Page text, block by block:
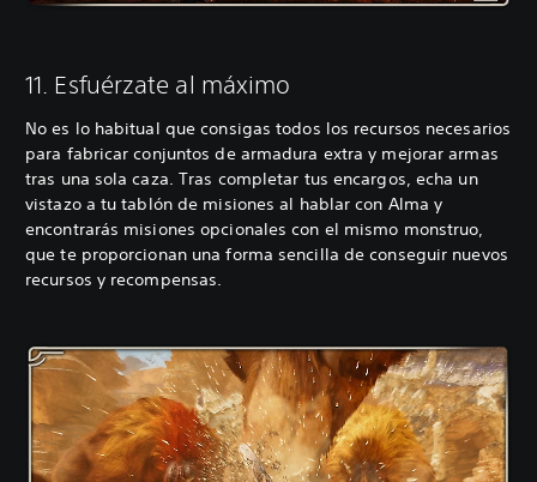
11. Esfuérzate al máximo
No es lo habitual que consigas todos los recursos necesarios
para fabricar conjuntos de armadura extra y mejorar armas
tras una sola caza. Tras completar tus encargos, echa un
vistazo a tu tablón de misiones al hablar con Alma y
encontrarás misiones opcionales con el mismo monstruo,
que te proporcionan una forma sencilla de conseguir nuevos
recursos y recompensas.